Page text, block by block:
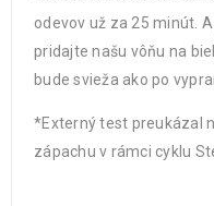
odevov už za 25 minút.
pridajte našu vôňu na
bude svieža ako po
*Externý test preukázal
zápachu v rámci cyklu